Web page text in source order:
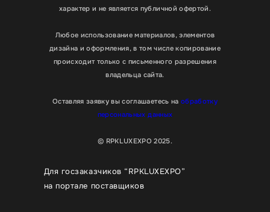
характер и не является публичной офертой.
Любое использование материалов, элементов
дизайна и оформления, в том числе копирование
происходит только с письменного разрешения
владельца сайта.
Оставляя заявку вы соглашаетесь на обработку
персональных данных
© RPKLUXEXPO 2025.
Для госзаказчиков “RPKLUXEXPO”
на портале поставщиков